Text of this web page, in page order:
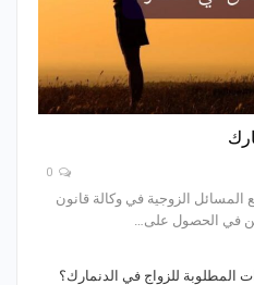
المسائل الزوجية في وكالة قانون
في الحصول على
المطلوبة للزواج في الدنمارك؟